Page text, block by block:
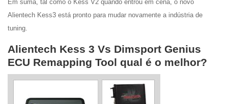
Em suma, tal como o Kess V2 quando entrou em cena, o novo
Alientech Kess3 está pronto para mudar novamente a indústria de
tuning.
Alientech Kess 3 Vs Dimsport Genius
ECU Remapping Tool qual é o melhor?